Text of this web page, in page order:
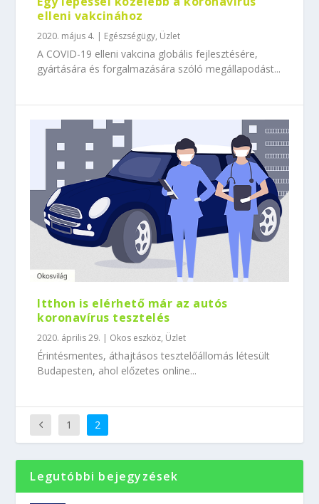
elleni vakcinához
2020. május 4. | Egészségügy, Üzlet
A COVID-19 elleni vakcina globális fejlesztésére,
gyártására és forgalmazására szóló megállapodást...
Itthon is elérhető már az autós
koronavírus tesztelés
2020. április 29. | Okos eszköz, Üzlet
Érintésmentes, áthajtásos tesztelőállomás létesült
Budapesten, ahol előzetes online...
1 2
Legutóbbi bejegyzések